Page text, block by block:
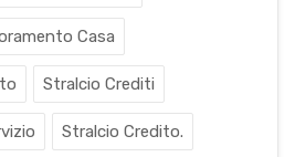
Casa
Stralcio Crediti
Stralcio Credito.